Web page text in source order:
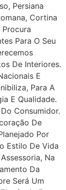
Persiana
Cortina
Procura
Para O Seu
De Interiores.
E
Para A
E Qualidade.
Consumidor.
De
Por
Estilo De Vida
Na
Da
Será Um